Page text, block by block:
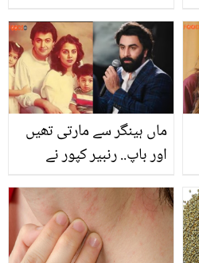
بحق ہونے والا یہ نوجوان
کون ہے؟
ماں ہینگر سے مارتی تھیں
اور باپ.. رنبیر کپور نے